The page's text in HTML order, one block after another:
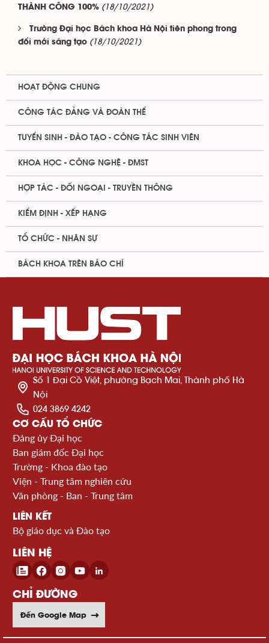
THÀNH CÔNG 100% (18/10/2021)
Trường Đại học Bách khoa Hà Nội tiên phong trong
đổi mới sáng tạo (18/10/2021)
HOẠT ĐỘNG CHUNG
CÔNG TÁC ĐẢNG VÀ ĐOÀN THỂ
TUYỂN SINH - ĐÀO TẠO - CÔNG TÁC SINH VIÊN
KHOA HỌC - CÔNG NGHỆ - ĐMST
HỢP TÁC - ĐỐI NGOẠI - TRUYỀN THÔNG
KIỂM ĐỊNH - XẾP HẠNG
TỔ CHỨC - NHÂN SỰ
BÁCH KHOA TRÊN BÁO CHÍ
Số 1 Đại Cồ Việt, phường Bạch Mai, Thành phố Hà
Nội
024 3869 4242
CƠ CẤU TỔ CHỨC
Đảng ủy Đại học
Ban giám đốc Đại học
Trường - Khoa đào tạo
Viện - Trung tâm nghiên cứu
Văn phòng - Ban - Trung tâm
LIÊN KẾT
Bộ giáo dục và Đào tạo
LIÊN HỆ
CHỈ ĐƯỜNG
Đến Google Map